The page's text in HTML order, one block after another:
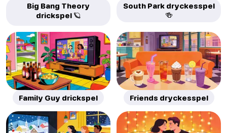
Big Bang Theory
drickspel 🪐
South Park dryckesspel
🍻
Family Guy drickspel Friends dryckesspel